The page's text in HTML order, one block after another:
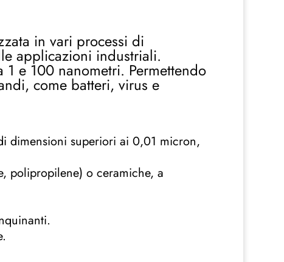
in vari processi di
applicazioni industriali.
e 100 nanometri. Permettendo
come batteri, virus e
dimensioni superiori ai 0,01 micron,
polipropilene) o ceramiche, a